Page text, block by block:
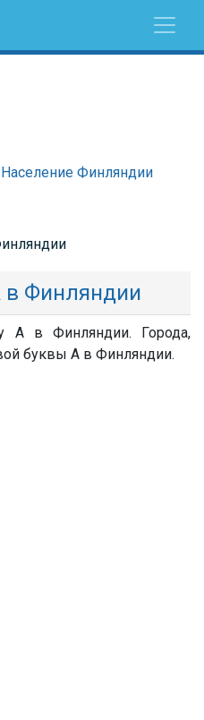
Население Финляндии
в Финляндии
А в Финляндии. Города,
буквы А в Финляндии.